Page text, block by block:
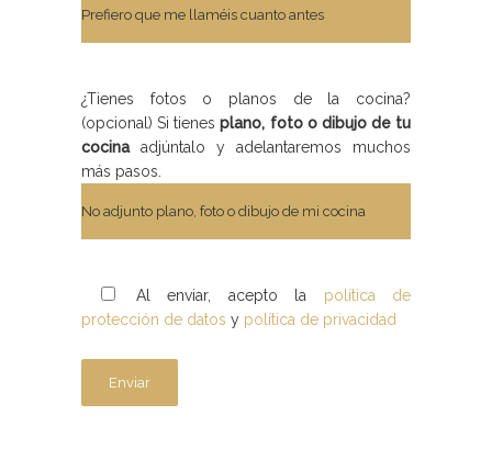
¿Tienes fotos o planos de la cocina?
(opcional) Si tienesplano, foto o dibujo de tu
cocinaadjúntalo y adelantaremos muchos
más pasos.
Al enviar, acepto la política de
protección de datos y política de privacidad